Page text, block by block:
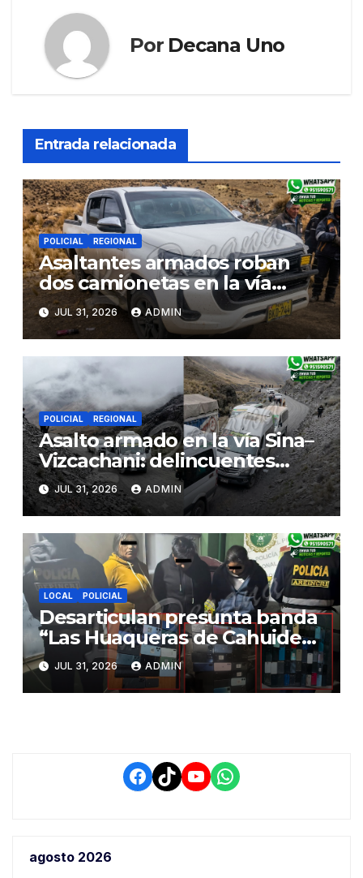
Por Decana Uno
Entrada relacionada
POLICIAL REGIONAL
Asaltantes armados roban
dos camionetas en la vía
Sina–Juliaca y escaparían
hacia Bolivia tras
enfrentamiento con ronderos
JUL 31, 2026 ADMIN
POLICIAL REGIONAL
Asalto armado en la vía Sina–
Vizcachani: delincuentes
roban pertenencias y se
llevan dos camionetas rumbo
a Juliaca
JUL 31, 2026 ADMIN
LOCAL POLICIAL
Desarticulan presunta banda
“Las Huaqueras de Cahuide”
y decomisan 96 celulares en
operativo policial en Juliaca
JUL 31, 2026 ADMIN
Facebook
TikTokYouTube
WhatsApp
agosto 2026